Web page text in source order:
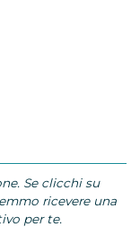
Se clicchi su
ricevere una
per te.